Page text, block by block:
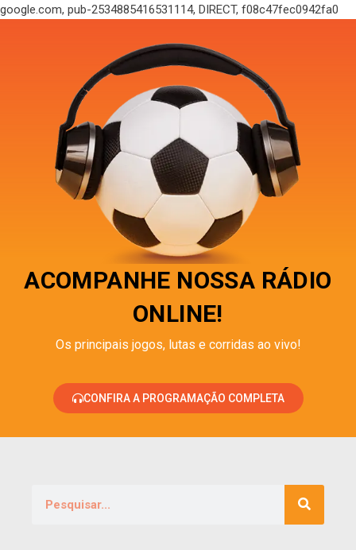
google.com, pub-2534885416531114, DIRECT, f08c47fec0942fa0
ACOMPANHE NOSSA RÁDIO
ONLINE!
Os principais jogos, lutas e corridas ao vivo!
CONFIRA A PROGRAMAÇÃO COMPLETA